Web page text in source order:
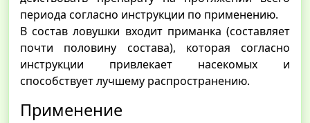
периода согласно инструкции по применению.
В состав ловушки входит приманка (составляет
почти половину состава), которая согласно
инструкции привлекает насекомых и
способствует лучшему распространению.
Применение